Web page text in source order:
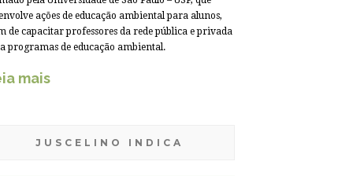
ações de educação ambiental para alunos,
de capacitar professores da rede pública e privada
programas de educação ambiental.
mais
JUSCELINO INDICA